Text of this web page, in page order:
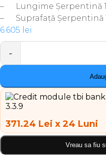
– Lungime Șerpentină
– Suprafață Șerpentină
6.605 lei
Quantity
371.24 Lei x 24 Luni
Vreau sa fiu